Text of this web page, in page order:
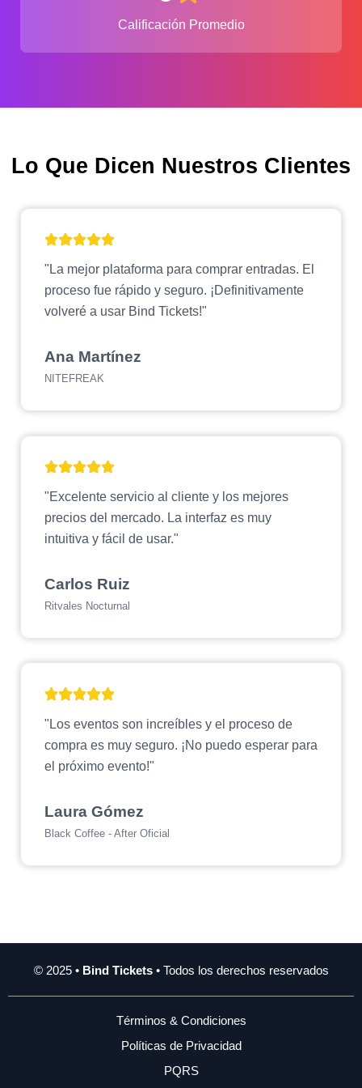
Calificación Promedio
Lo Que Dicen Nuestros Clientes
"La mejor plataforma para comprar entradas. El
proceso fue rápido y seguro. ¡Definitivamente
volveré a usar Bind Tickets!"
Ana Martínez
NITEFREAK
"Excelente servicio al cliente y los mejores
precios del mercado. La interfaz es muy
intuitiva y fácil de usar."
Carlos Ruiz
Ritvales Nocturnal
"Los eventos son increíbles y el proceso de
compra es muy seguro. ¡No puedo esperar para
el próximo evento!"
Laura Gómez
Black Coffee - After Oficial
© 2025 • Bind Tickets• Todos los derechos reservados
Términos & Condiciones
Políticas de Privacidad
PQRS